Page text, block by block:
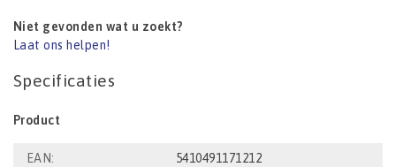
Niet gevonden wat u zoekt?
Laat ons helpen!
Specificaties
Product
EAN: 5410491171212